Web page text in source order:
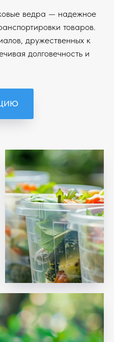
ведра — надежное
товаров.
дружественных к
долговечность и